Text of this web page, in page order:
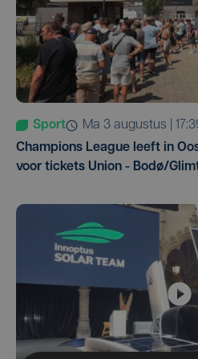
Sport
ma 3 augustus |
Champions League leeft in
voor tickets Union - Bodø/